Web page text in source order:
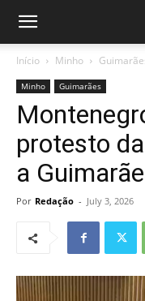
Início Minho
Minho Guimarães
protesto
a
Por Redação - July 3, 2026